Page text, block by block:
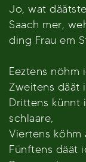
Jo, wat
Saach mer,
ding Frau em
Eeztens
Zweitens däät
Drittens künnt
schlaare,
Viertens köhm
Fünftens däät